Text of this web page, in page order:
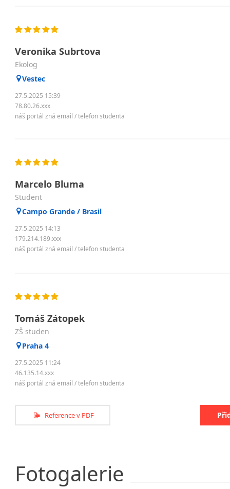
Veronika Subrtova
ekolog
Vestec
27.5.2025 15:39
78.80.26.xxx
náš portál zná email / telefon studenta
Marcelo Bluma
Student
Campo Grande / Brasil
27.5.2025 14:13
179.214.189.xxx
náš portál zná email / telefon studenta
Tomáš Zátopek
ZŠ studen
Praha 4
27.5.2025 11:24
46.135.14.xxx
náš portál zná email / telefon studenta
Reference v PDF
Fotogalerie